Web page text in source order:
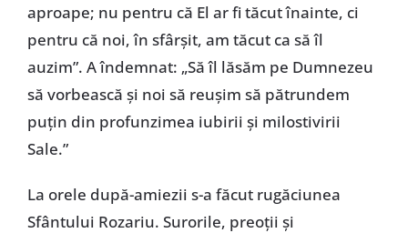
aproape; nu pentru că El ar fi tăcut înainte, ci
pentru că noi, în sfârșit, am tăcut ca să îl
auzim”. A îndemnat: „Să îl lăsăm pe Dumnezeu
să vorbească și noi să reușim să pătrundem
puțin din profunzimea iubirii și milostivirii
Sale.”
La orele după-amiezii s-a făcut rugăciunea
Sfântului Rozariu. Surorile, preoții și